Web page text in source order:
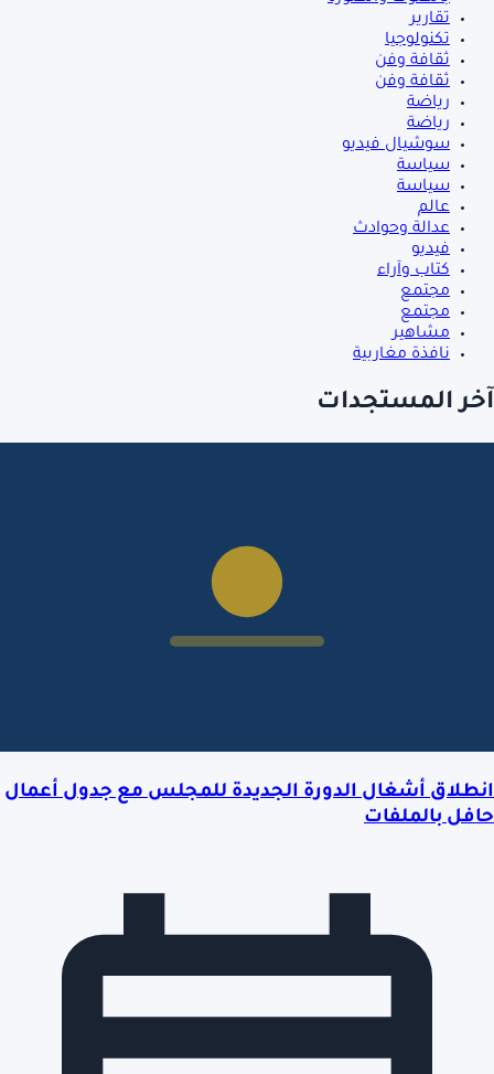
تقارير
تكنولوجيا
ثقافة وفن
ثقافة وفن
رياضة
رياضة
سوشيال فيديو
سياسة
سياسة
عالم
عدالة وحوادث
فيديو
كتاب وآراء
مجتمع
مجتمع
مشاهير
نافذة مغاربية
آخر المستجدات
انطلاق أشغال الدورة الجديدة للمجلس مع جدول أعمال
حافل بالملفات